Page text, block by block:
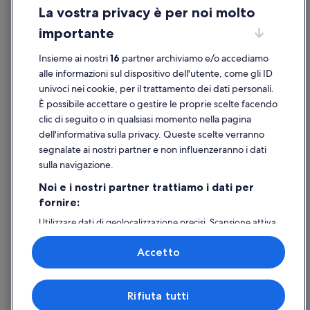
Centro di San Francisco: hotel a 4 stelle
Centro di San Francisco: hotel a 3 stelle
Informazioni legali/Contatti
Linee guida sui contenuti e segnalazione dei contenuti
Supporto
Assistenza clienti
Contattaci
Come cancellare un volo
Come modificare la prenotazione di un hotel o una casa vacanze
Utilizzare un coupon Expedia
Documenti per i viaggi internazionali
© 2026 Expedia, Inc., una società di Expedia Group. Tutti i diritti riservati.
La vostra privacy è per noi molto
importante
Insieme ai nostri16 partner archiviamo e/o accediamo
alle informazioni sul dispositivo dell'utente, come gli ID
univoci nei cookie, per il trattamento dei dati personali.
È possibile accettare o gestire le proprie scelte facendo
clic di seguito o in qualsiasi momento nella pagina
dell'informativa sulla privacy. Queste scelte verranno
segnalate ai nostri partner e non influenzeranno i dati
sulla navigazione.
Noi e i nostri partner trattiamo i dati per
fornire:
Utilizzare dati di geolocalizzazione precisi. Scansione attiva
delle caratteristiche del dispositivo ai fini
dell’identificazione. Archiviare informazioni su dispositivo
e/o accedervi. Pubblicità e contenuti personalizzati,
misurazione delle prestazioni dei contenuti e degli
annunci, ricerche sul pubblico, sviluppo di servizi.
Elenco dei partner (fornitori)
Rifiuta tutti
Accetto